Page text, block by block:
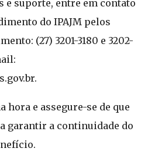
e suporte, entre em contato
do IPAJM pelos
(27) 3201-3180 e 3202-
.
hora e assegure-se de que
garantir a continuidade do